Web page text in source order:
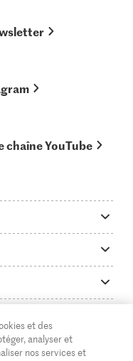
chaîne YouTube
et des
analyser et
nos services et